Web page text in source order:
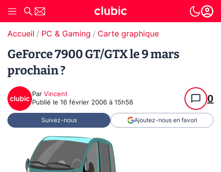
Accueil PC & Gaming Carte graphique
GeForce 7900 GT/GTX le 9 mars
prochain ?
Par Vincent
Publié le 16 février 2006 à 15h56 0
Suivez-nous Ajoutez-nous en favori